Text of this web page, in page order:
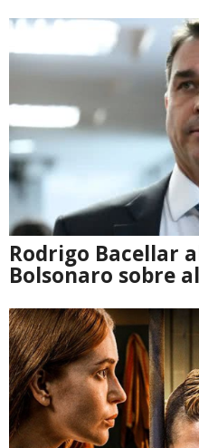
Rodrigo Bacellar
Bolsonaro sobre